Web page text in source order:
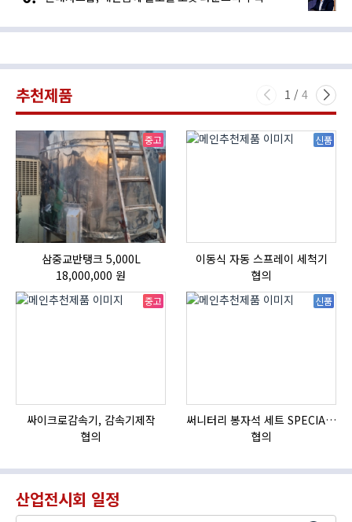
추천제품 1 / 4
중고
삼중교반탱크 5,000L
18,000,000 원
신품
이동식 자동 스프레이 세척기
협의
중고
싸이크로감속기, 감속기제작
협의
신품
써니터리 봉자석 세트 SPECIAL , 봉자석 , 자석봉 , 호퍼용자석 , 전자석
협의
산업전시회 일정